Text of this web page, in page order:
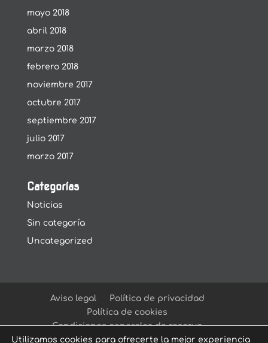
mayo 2018
abril 2018
marzo 2018
febrero 2018
noviembre 2017
octubre 2017
septiembre 2017
julio 2017
marzo 2017
Categorías
Noticias
Sin categoría
Uncategorized
Aviso legal
Política de privacidad
Política de cookies
Condiciones generales de reserva
Utilizamos cookies para ofrecerte la mejor experiencia